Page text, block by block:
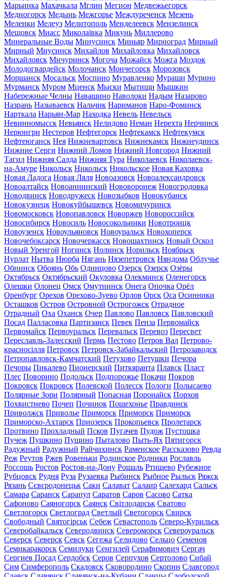
Марьинка Махачкала Мглин Мегион Медвежьегорск
Медногорск Медынь Межгорье Междуреченск Мезень
Меленки Мелеуз Мелитополь Менделеевск Мензелинск
Мещовск Миасс Миколаївка Микунь Миллерово
Минеральные Воды Минусинск Миньяр Мирноград Мирный
Мирный Миусинск Михайлов Михайловка Михайловск
Михайловск Мичуринск Могоча Можайск Можга Моздок
Молодогвардейск Молочанск Мончегорск Морозовск
Моршанск Мосальск Моспино Муравленко Мураши Мурино
Мурманск Муром Мценск Мыски Мытищи Мышкин
Набережные Челны Навашино Наволоки Надым Назарово
Назрань Называевск Нальчик Нариманов Наро-Фоминск
Нарткала Нарьян-Мар Находка Невель Невельск
Невинномысск Невьянск Нелидово Неман Нерехта Нерчинск
Нерюнгри Нестеров Нефтегорск Нефтекамск Нефтекумск
Нефтеюганск Нея Нижневартовск Нижнекамск Нижнеудинск
Нижние Серги Нижний Ломов Нижний Новгород Нижний
Тагил Нижняя Салда Нижняя Тура Николаевск Николаевск-
на-Амуре Никольск Никольск Никольское Новая Каховка
Новая Ладога Новая Ляля Новоазовск Новоалександровск
Новоалтайск Новоаннинский Нововоронеж Новогродовка
Новодвинск Новодружеск Новозыбков Новокубанск
Новокузнецк Новокуйбышевск Новомичуринск
Новомосковск Новопавловск Новоржев Новороссийск
Новосибирск Новосиль Новосокольники Новотроицк
Новоузенск Новоульяновск Новоуральск Новохоперск
Новочебоксарск Новочеркасск Новошахтинск Новый Оскол
Новый Уренгой Ногинск Нолинск Норильск Ноябрьск
Нурлат Нытва Нюрба Нягань Нязепетровск Няндома Облучье
Обнинск Обоянь Обь Одинцово Озерск Озерск Озёры
Октябрьск Октябрьский Окуловка Олекминск Оленегорск
Олешки Олонец Омск Омутнинск Онега Опочка Орёл
Оренбург Орехов Орехово-Зуево Орлов Орск Оса Осинники
Осташков Остров Островной Острогожск Отрадное
Отрадный Оха Оханск Очер Павлово Павловск Павловский
Посад Палласовка Партизанск Певек Пенза Первомайск
Первомайск Первоуральск Перевальск Перевоз Пересвет
Переславль-Залесский Пермь Пестово Петров Вал Петрово-
красносілля Петровск Петровск-Забайкальский Петрозаводск
Петропавловск-Камчатский Петухово Петушки Печора
Печоры Пикалево Пионерский Питкяранта Плавск Пласт
Плес Поворино Подольск Подпорожье Покачи Покров
Покровск Покровск Полевской Полесск Пологи Полысаево
Полярные Зори Полярный Попасная Поронайск Порхов
Похвистнево Почеп Починок Пошехонье Правдинск
Приволжск Приволье Приморск Приморск Приморск
Приморско-Ахтарск Приозерск Прокопьевск Пролетарск
Протвино Прохладный Псков Пугачев Пудож Пустошка
Пучеж Пушкино Пущино Пыталово Пыть-Ях Пятигорск
Радужный Радужный Райчихинск Раменское Рассказово Ревда
Реж Реутов Ржев Ровеньки Родинское Родники Рославль
Россошь Ростов Ростов-на-Дону Рошаль Ртищево Рубежное
Рубцовск Рудня Руза Рузаевка Рыбинск Рыбное Рыльск Ряжск
Рязань Сєвєродонецьк Саки Салават Салаир Салехард Сальск
Самара Саранск Сарапул Саратов Саров Сасово Сатка
Сафоново Саяногорск Саянск Світлодарськ Сватово
Светлогорск Светлоград Светлый Светогорск Свирск
Свободный Святогірськ Себеж Севастополь Северо-Курильск
Северобайкальск Северодвинск Североморск Североуральск
Северск Северск Севск Сегежа Селидово Сельцо Семенов
Семикаракорск Семилуки Сенгилей Серафимович Сергач
Сергиев Посад Сердобск Серов Серпухов Сертолово Сибай
Сим Симферополь Скадовск Сковородино Скопин Славгород